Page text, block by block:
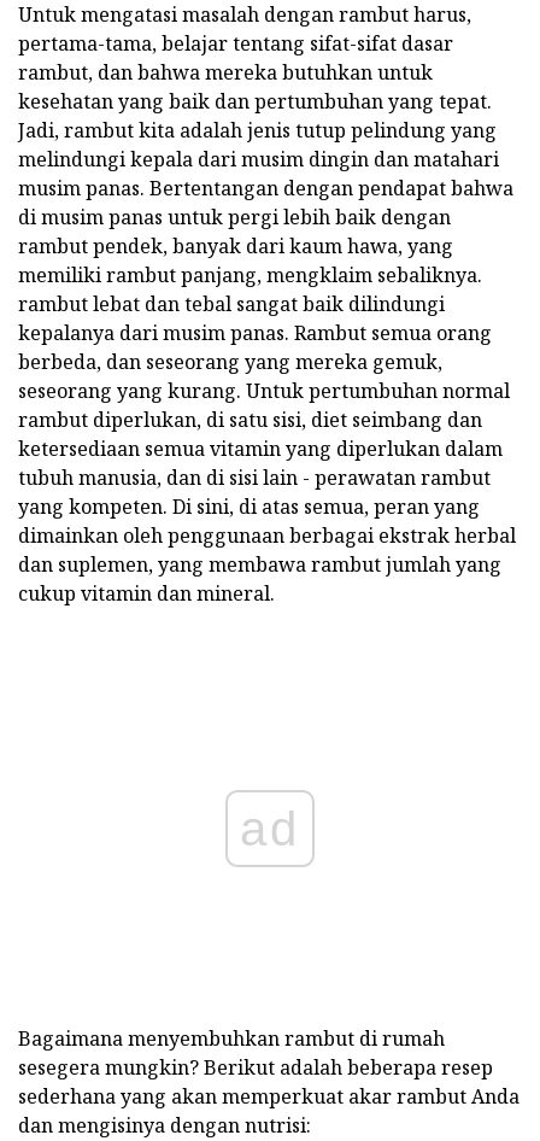
Untuk mengatasi masalah dengan rambut harus,
pertama-tama, belajar tentang sifat-sifat dasar
rambut, dan bahwa mereka butuhkan untuk
kesehatan yang baik dan pertumbuhan yang tepat.
Jadi, rambut kita adalah jenis tutup pelindung yang
melindungi kepala dari musim dingin dan matahari
musim panas. Bertentangan dengan pendapat bahwa
di musim panas untuk pergi lebih baik dengan
rambut pendek, banyak dari kaum hawa, yang
memiliki rambut panjang, mengklaim sebaliknya.
rambut lebat dan tebal sangat baik dilindungi
kepalanya dari musim panas. Rambut semua orang
berbeda, dan seseorang yang mereka gemuk,
seseorang yang kurang. Untuk pertumbuhan normal
rambut diperlukan, di satu sisi, diet seimbang dan
ketersediaan semua vitamin yang diperlukan dalam
tubuh manusia, dan di sisi lain - perawatan rambut
yang kompeten. Di sini, di atas semua, peran yang
dimainkan oleh penggunaan berbagai ekstrak herbal
dan suplemen, yang membawa rambut jumlah yang
cukup vitamin dan mineral.
ad
Bagaimana menyembuhkan rambut di rumah
sesegera mungkin? Berikut adalah beberapa resep
sederhana yang akan memperkuat akar rambut Anda
dan mengisinya dengan nutrisi: